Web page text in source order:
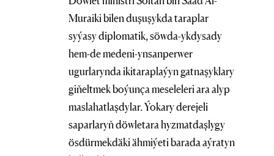
Muraiki bilen duşuşykda taraplar
syýasy diplomatik, söwda-ykdysady
hem-de medeni-ynsanperwer
ugurlarynda ikitaraplaýyn gatnaşyklary
giňeltmek boýunça meseleleri ara alyp
maslahatlaşdylar. Ýokary derejeli
saparlaryň döwletara hyzmatdaşlygy
ösdürmekdäki ähmiýeti barada aýratyn